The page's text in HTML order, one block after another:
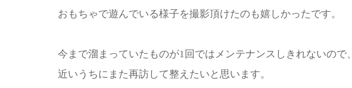
おもちゃで遊んでいる様子を撮影頂けたのも嬉しかったです。
今まで溜まっていたものが1回ではメンテナンスしきれないので、
近いうちにまた再訪して整えたいと思います。